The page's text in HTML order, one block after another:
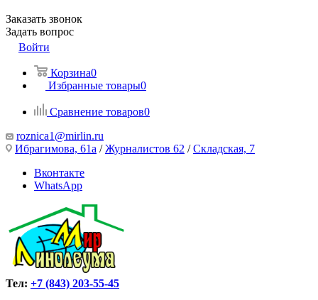
Заказать звонок
Задать вопрос
Войти
Корзина0
Избранные товары0
Сравнение товаров0
roznica1@mirlin.ru
Ибрагимова, 61а /Журналистов 62 /Складская, 7
Вконтакте
WhatsApp
Тел: +7 (843) 203-55-45